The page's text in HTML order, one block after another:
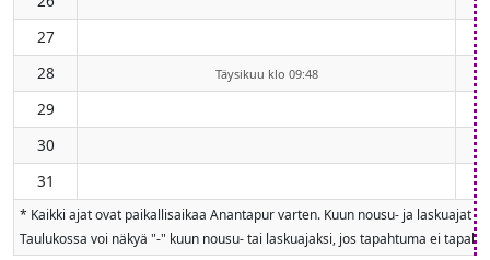
27
28
Täysikuu klo 09:48
29
30
31
* Kaikki ajat ovat paikallisaikaa Anantapur varten. Kuun nousu- ja laskuajat
Taulukossa voi näkyä "-" kuun nousu- tai laskuajaksi, jos tapahtuma ei